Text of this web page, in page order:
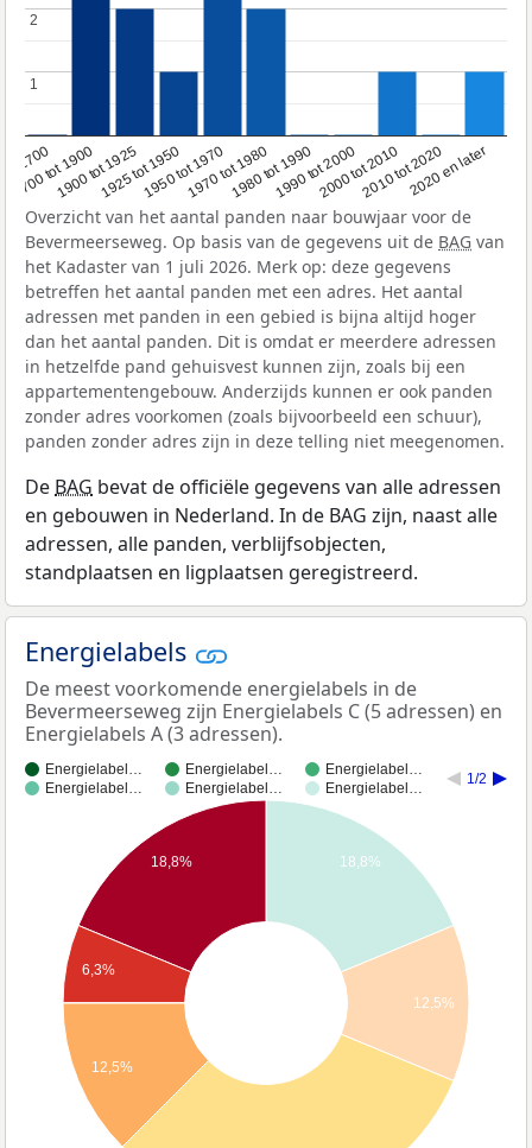
1700
1700 tot 1900
1900 tot 19251925 tot 19501950 tot 19701970 tot 19801980 tot 19901990 tot 20002000 tot 20102010 tot 20202020 en later
1
1
2
2
Overzicht van het aantal panden naar bouwjaar voor de
Bevermeerseweg. Op basis van de gegevens uit de BAG van
het Kadaster van 1 juli 2026. Merk op: deze gegevens
betreffen het aantal panden met een adres. Het aantal
adressen met panden in een gebied is bijna altijd hoger
dan het aantal panden. Dit is omdat er meerdere adressen
in hetzelfde pand gehuisvest kunnen zijn, zoals bij een
appartementengebouw. Anderzijds kunnen er ook panden
zonder adres voorkomen (zoals bijvoorbeeld een schuur),
panden zonder adres zijn in deze telling niet meegenomen.
De BAG bevat de officiële gegevens van alle adressen
en gebouwen in Nederland. In de BAG zijn, naast alle
adressen, alle panden, verblijfsobjecten,
standplaatsen en ligplaatsen geregistreerd.
Energielabels
De meest voorkomende energielabels in de
Bevermeerseweg zijn Energielabels C (5 adressen) en
Energielabels A (3 adressen).
Energielabel… Energielabel…
Energielabel…
Energielabel…
Energielabel… Energielabel…
1/2
18,8%
12,5%
18,8%
6,3%
12,5%